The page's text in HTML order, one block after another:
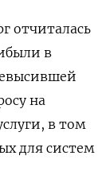
отчиталась
в
на
в том
для систем